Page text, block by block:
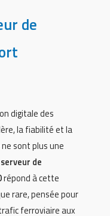
de
digitale des
la fiabilité et la
sont plus une
serveur de
répond à cette
rare, pensée pour
ferroviaire aux